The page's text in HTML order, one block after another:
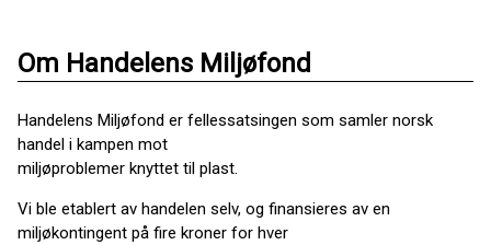
Om Handelens Miljøfond
Handelens Miljøfond er fellessatsingen som samler norsk
handel i kampen mot
miljøproblemer knyttet til plast.
Vi ble etablert av handelen selv, og finansieres av en
miljøkontingent på fire kroner for hver